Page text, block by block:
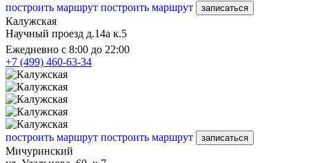
построить маршрут построить маршрут записаться
Калужская
Научный проезд д.14а к.5
Ежедневно с 8:00 до 22:00
+7 (499) 460-63-34
построить маршрут построить маршрут записаться
Мичуринский